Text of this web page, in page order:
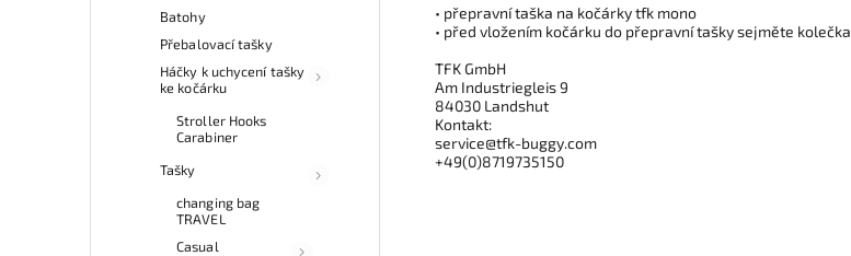
Batohy
Přebalovací tašky
Háčky k uchycení tašky
ke kočárku
Stroller Hooks
Carabiner
Tašky
changing bag
TRAVEL
Casual
• přepravní taška na kočárky tfk mono
• před vložením kočárku do přepravní tašky sejměte kolečka
TFK GmbH
Am Industriegleis 9
84030 Landshut
Kontakt:
service@tfk-buggy.com
+49(0)8719735150